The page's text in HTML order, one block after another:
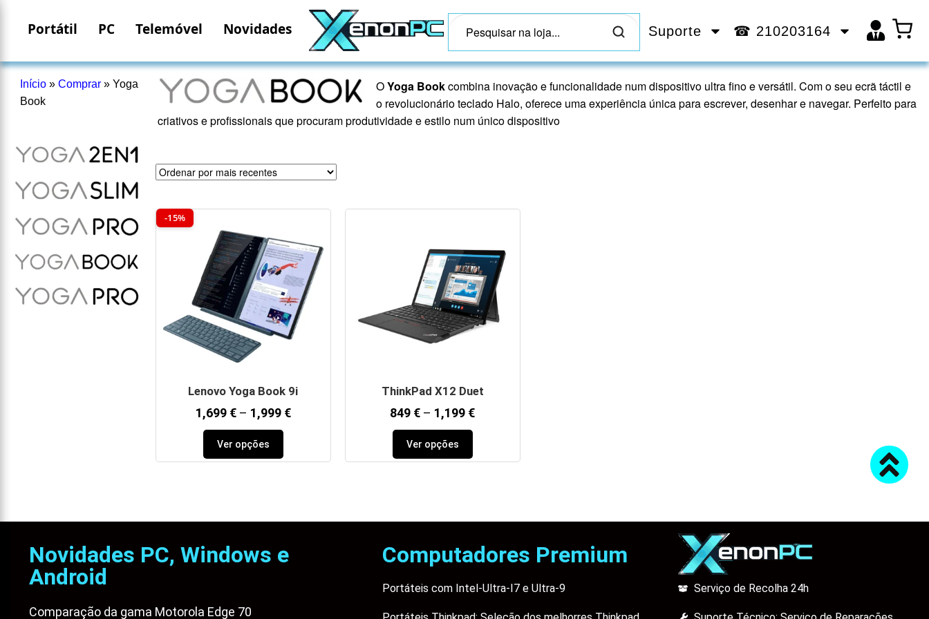
Portátil PC Telemóvel Novidades Suporte ☎ 210203164
Início» Comprar» Yoga
Book
OYoga Bookcombina inovação e funcionalidade num dispositivo ultra fino e versátil. Com o seu ecrã táctil e
o revolucionário teclado Halo, oferece uma experiência única para escrever, desenhar e navegar. Perfeito para
criativos e profissionais que procuram produtividade e estilo num único dispositivo
-15%
Lenovo Yoga Book 9i
1,699 € – 1,999 €
Ver opções
ThinkPad X12 Duet
849 € – 1,199 €
Ver opções
Novidades PC, Windows e
Android
Comparação da gama Motorola Edge 70
Computadores Premium
Portáteis com Intel-Ultra-I7 e Ultra-9 Serviço de Recolha 24h